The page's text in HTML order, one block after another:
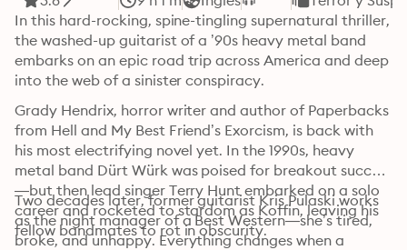
In this hard-rocking, spine-tingling supernatural thriller,
the washed-up guitarist of a ’90s heavy metal band
embarks on an epic road trip across America and deep
into the web of a sinister conspiracy.
Grady Hendrix, horror writer and author of Paperbacks
from Hell and My Best Friend’s Exorcism, is back with
his most electrifying novel yet. In the 1990s, heavy
metal band Dürt Würk was poised for breakout success
—but then lead singer Terry Hunt embarked on a solo
career and rocketed to stardom as Koffin, leaving his
fellow bandmates to rot in obscurity.
Two decades later, former guitarist Kris Pulaski works
as the night manager of a Best Western—she’s tired,
broke, and unhappy. Everything changes when a